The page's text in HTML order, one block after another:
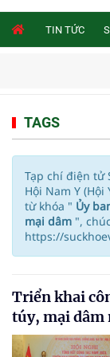
TIN TỨC
TAGS
Tạp chí điện tử
Hội Nam Y
từ khóa " Ủy
mại dâm ",
https://
Triển khai
túy, mại dâm